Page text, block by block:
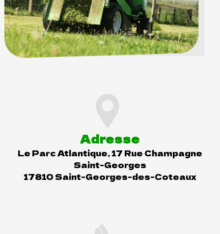
Adresse
Le Parc Atlantique, 17 Rue Champagne
Saint-Georges
17810 Saint-Georges-des-Coteaux